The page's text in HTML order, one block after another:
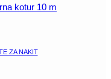
kotur 10 m
ZA NAKIT